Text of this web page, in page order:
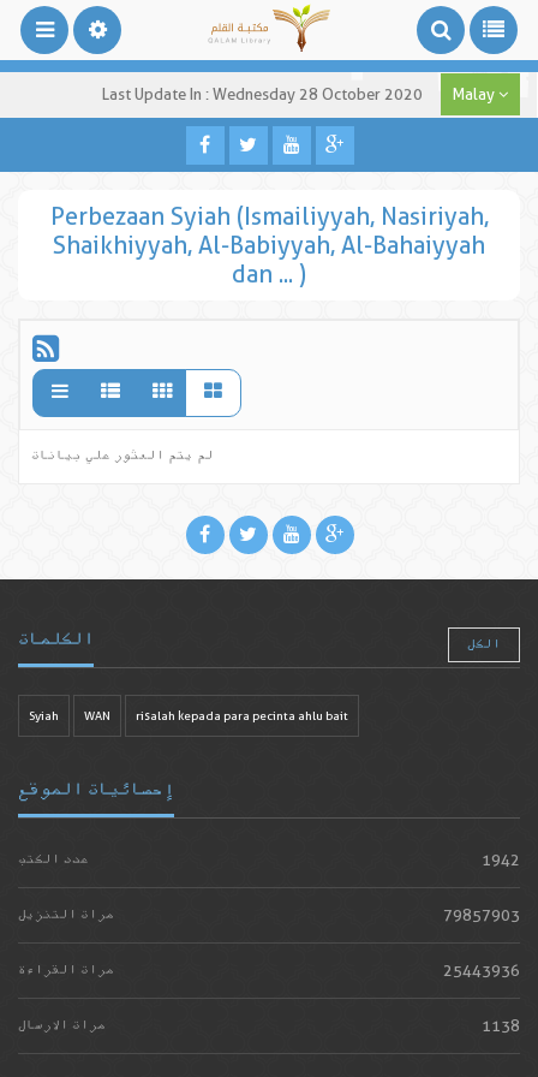
Last Update In : Wednesday 28 October 2020 Malay
Perbezaan Syiah (Ismailiyyah, Nasiriyah,
Shaikhiyyah, Al-Babiyyah, Al-Bahaiyyah
dan ... )
لم يتم العثور علي بيانات
الكلمات الكل
Syiah WAN risalah kepada para pecinta ahlu bait
إحصائيات الموقع
عدد الكتب 1942
مرات التنزيل 79857903
مرات القراءة 25443936
مرات الارسال 1138